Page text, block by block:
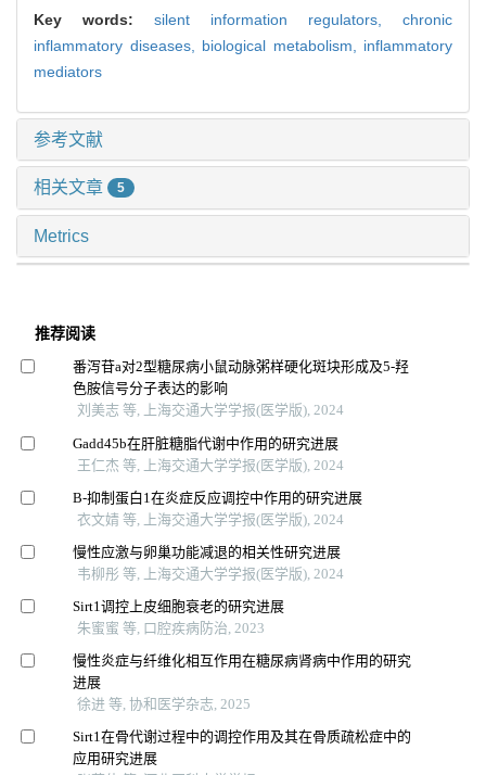
Key words: silent information regulators, chronic
inflammatory diseases, biological metabolism, inflammatory
mediators
参考文献
相关文章 5
Metrics
推荐阅读
番泻苷a对2型糖尿病小鼠动脉粥样硬化斑块形成及5-羟
色胺信号分子表达的影响
刘美志 等, 上海交通大学学报(医学版), 2024
Gadd45b在肝脏糖脂代谢中作用的研究进展
王仁杰 等, 上海交通大学学报(医学版), 2024
Β-抑制蛋白1在炎症反应调控中作用的研究进展
衣文婧 等, 上海交通大学学报(医学版), 2024
慢性应激与卵巢功能减退的相关性研究进展
韦柳彤 等, 上海交通大学学报(医学版), 2024
Sirt1调控上皮细胞衰老的研究进展
朱蜜蜜 等, 口腔疾病防治, 2023
慢性炎症与纤维化相互作用在糖尿病肾病中作用的研究
进展
徐进 等, 协和医学杂志, 2025
Sirt1在骨代谢过程中的调控作用及其在骨质疏松症中的
应用研究进展